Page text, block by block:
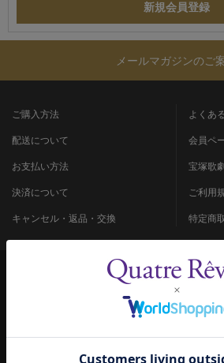
メールマガジンのご
ご購入方法
配送について
お支払い方法
決済について
キャンセル・返品・交換
よくあ
会員ペ
宝塚歌
ご利用
特定商